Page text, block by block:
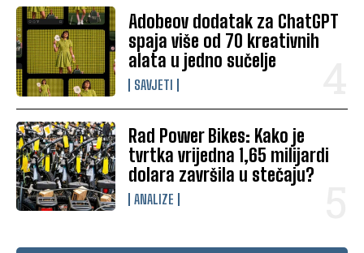
Adobeov dodatak za ChatGPT
spaja više od 70 kreativnih
alata u jedno sučelje
SAVJETI
Rad Power Bikes: Kako je
tvrtka vrijedna 1,65 milijardi
dolara završila u stečaju?
ANALIZE